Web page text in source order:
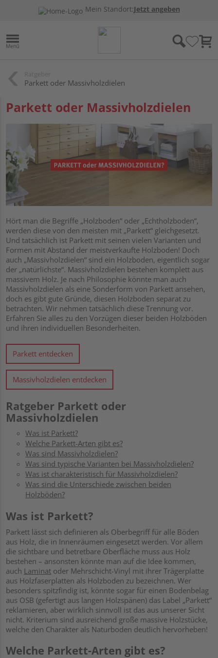
Mein Standort:Jetzt angeben
Parkett oder Massivholzdielen
Parkett oder Massivholzdielen
Hört man die Begriffe „Holzboden“ oder „Echtholzboden“,
werden diese von den meisten mit „Parkett“ gleichgesetzt.
Und tatsächlich ist Parkett mit seinen vielen Varianten und
Formen mit Abstand der meistverkaufte Holzboden! Doch
auch „Massivholzdielen“ sind ein Holzboden, eigentlich sogar
der „natürlichste“. Massivholzdielen bestehen komplett aus
massivem Holz. Je nach Philosophie könnte man auch
Massivholzdielen als eine Sonderform von Parkett ansehen,
doch es gibt gute Gründe, diesen Holzboden separat zu
betrachten. Wir nehmen tatsächlich diese Trennung vor.
Erfahren Sie alles zu den Vorzügen dieser beiden Holzböden
und ihren individuellen Besonderheiten.
Parkett entdecken
Massivholzdielen entdecken
Ratgeber Parkett oder
Massivholzdielen
Was ist Parkett?
Welche Parkett-Arten gibt es?
Was sind Massivholzdielen?
Was sind typische Varianten bei Massivholzdielen?
Was ist charakteristisch für Massivholzdielen?
Was sind die Unterschiede zwischen beiden
Holzböden?
Was ist Parkett?
Parkett lässt sich definieren als Oberbegriff für alle Böden
aus Holz, die in Innenräumen eingesetzt werden. Vor allem
die sichtbare und betretbare Oberfläche muss aus Holz
bestehen – ansonsten könnte man auf die Idee kommen,
auch Laminat oder Mehrschicht-Vinyl mit ihrer Trägerplatte
aus Holzfaserplatten als Holzboden zu bezeichnen. Wer
besonders spitzfindig ist, könnte sogar für einen Bodenbelag
aus OSB (gefertigt aus langen Holzspänen) das Label „Parkett“
reklamieren, aber wirklich sinnvoll ist das aus unserer Sicht
nicht. Kriterium sind ausreichend große massive Holzstücke,
welche den Charakter als Naturboden deutlich hervorheben!
Welche Parkett-Arten gibt es?